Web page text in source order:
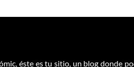
éste es tu sitio, un blog donde